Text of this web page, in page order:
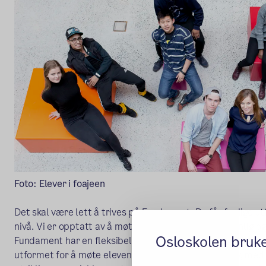
Osloskolen
Foto: Elever i foajeen
Det skal være lett å trives på Fundament. Du får faglige
nivå. Vi er opptatt av å møte alle elever på en personlig
Fundament har en fleksibel og individuelt tilpasset
utformet for å møte elevens faglige og sosiale behov,